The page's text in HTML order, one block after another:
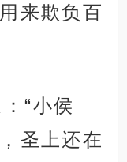
来欺负百
“小侯
圣上还在